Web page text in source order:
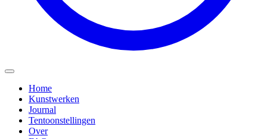
Home
Kunstwerken
Journal
Tentoonstellingen
Over